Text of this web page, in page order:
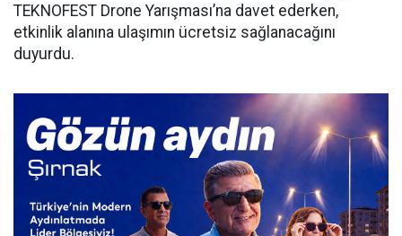
TEKNOFEST Drone Yarışması’na davet ederken,
etkinlik alanına ulaşımın ücretsiz sağlanacağını
duyurdu.